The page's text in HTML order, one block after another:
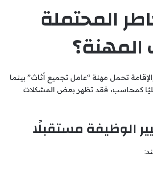
المحتملة
المهنة؟
تحمل مهنة “عامل تجميع أثاث” بينما
كمحاسب، فقد تظهر بعض المشكلات
الوظيفة مستقبلًا